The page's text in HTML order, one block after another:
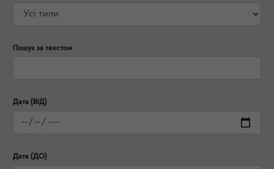
Пошук за текстом
Дата (ВІД)
Дата (ДО)